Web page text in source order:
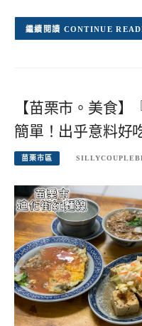
CONTINUE
【苗栗市。美食
簡單！出乎意料好
苗栗市區